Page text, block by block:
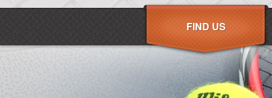
FIND US